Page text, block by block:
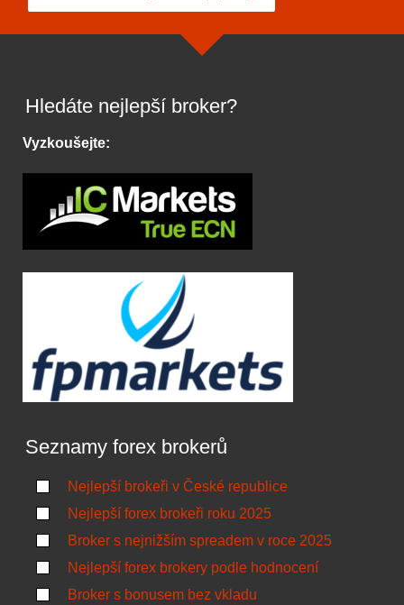
Hledáte nejlepší broker?
Vyzkoušejte:
Seznamy forex brokerů
Nejlepší brokeři v České republice
Nejlepší forex brokeři roku 2025
Broker s nejnižším spreadem v roce 2025
Nejlepší forex brokery podle hodnocení
Broker s bonusem bez vkladu